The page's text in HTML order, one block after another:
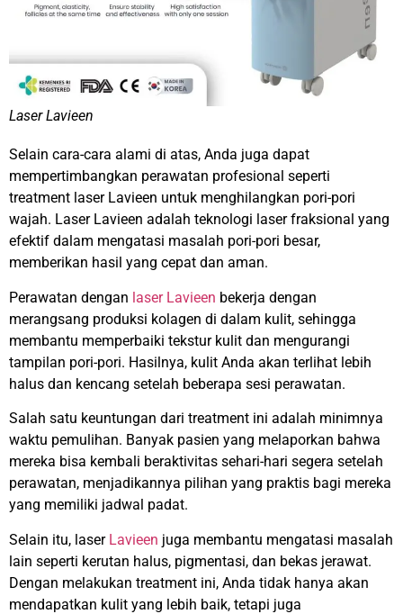
Laser Lavieen
Selain cara-cara alami di atas, Anda juga dapat
mempertimbangkan perawatan profesional seperti
treatment laser Lavieen untuk menghilangkan pori-pori
wajah. Laser Lavieen adalah teknologi laser fraksional yang
efektif dalam mengatasi masalah pori-pori besar,
memberikan hasil yang cepat dan aman.
Perawatan dengan laser Lavieen bekerja dengan
merangsang produksi kolagen di dalam kulit, sehingga
membantu memperbaiki tekstur kulit dan mengurangi
tampilan pori-pori. Hasilnya, kulit Anda akan terlihat lebih
halus dan kencang setelah beberapa sesi perawatan.
Salah satu keuntungan dari treatment ini adalah minimnya
waktu pemulihan. Banyak pasien yang melaporkan bahwa
mereka bisa kembali beraktivitas sehari-hari segera setelah
perawatan, menjadikannya pilihan yang praktis bagi mereka
yang memiliki jadwal padat.
Selain itu, laser Lavieen juga membantu mengatasi masalah
lain seperti kerutan halus, pigmentasi, dan bekas jerawat.
Dengan melakukan treatment ini, Anda tidak hanya akan
mendapatkan kulit yang lebih baik, tetapi juga